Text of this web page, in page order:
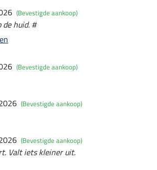
(Bevestigde aankoop)
de huid. #
(Bevestigde aankoop)
(Bevestigde aankoop)
(Bevestigde aankoop)
Valt iets kleiner uit.